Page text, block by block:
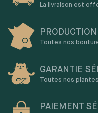
La livraison est
Toutes nos
GARANTIE
Toutes nos
PAIEMENT